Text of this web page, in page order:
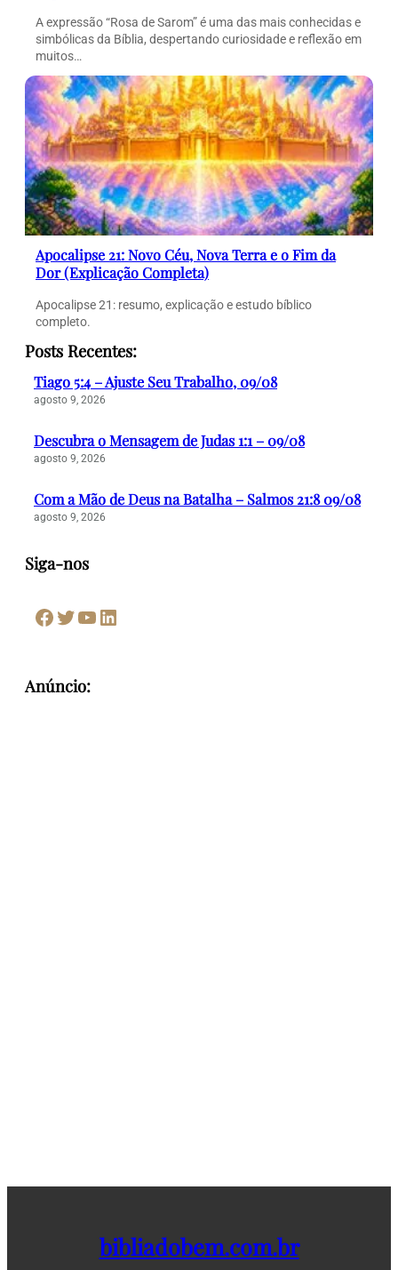
A expressão “Rosa de Sarom” é uma das mais conhecidas e
simbólicas da Bíblia, despertando curiosidade e reflexão em
muitos…
Apocalipse 21: Novo Céu, Nova Terra e o Fim da
Dor (Explicação Completa)
Apocalipse 21: resumo, explicação e estudo bíblico
completo.
Posts Recentes:
Tiago 5:4 – Ajuste Seu Trabalho, 09/08
agosto 9, 2026
Descubra o Mensagem de Judas 1:1 – 09/08
agosto 9, 2026
Com a Mão de Deus na Batalha – Salmos 21:8 09/08
agosto 9, 2026
Siga-nos
Facebook Twitter Youtube LinkedIn
Anúncio:
bibliadobem.com.br